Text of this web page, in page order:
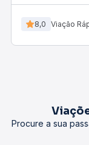
8,0 Viação
Procure a sua